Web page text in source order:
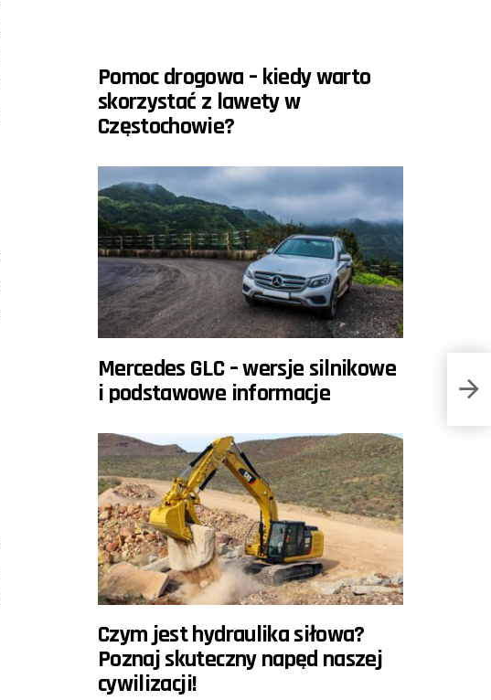
Pomoc drogowa – kiedy warto
skorzystać z lawety w
Częstochowie?
Mercedes GLC – wersje silnikowe
i podstawowe informacje
Czym jest hydraulika siłowa?
Poznaj skuteczny napęd naszej
cywilizacji!